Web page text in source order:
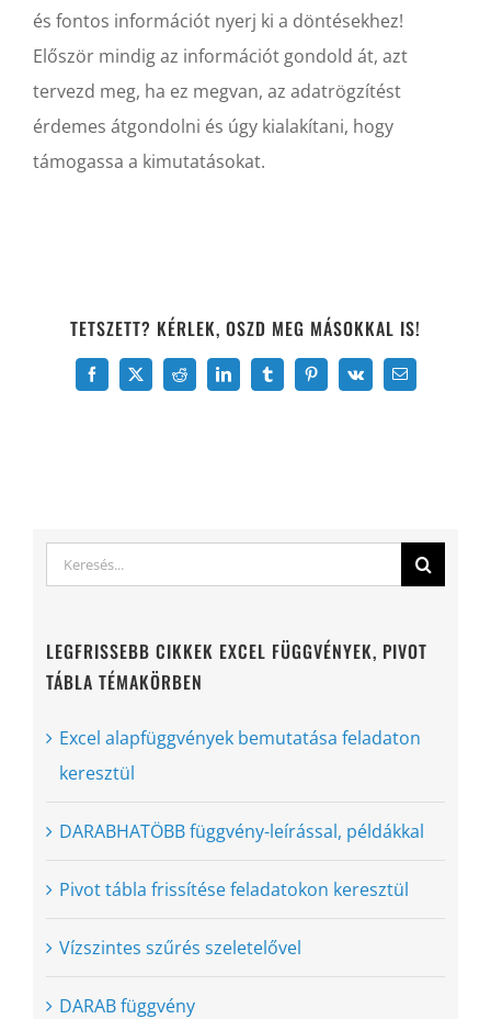
és fontos információt nyerj ki a döntésekhez!
Először mindig az információt gondold át, azt
tervezd meg, ha ez megvan, az adatrögzítést
érdemes átgondolni és úgy kialakítani, hogy
támogassa a kimutatásokat.
TETSZETT? KÉRLEK, OSZD MEG MÁSOKKAL IS!
Facebook
X Reddit LinkedInTumblrPinterest
Vk Email:
Keresés...
LEGFRISSEBB CIKKEK EXCEL FÜGGVÉNYEK, PIVOT
TÁBLA TÉMAKÖRBEN
Excel alapfüggvények bemutatása feladaton
keresztül
DARABHATÖBB függvény-leírással, példákkal
Pivot tábla frissítése feladatokon keresztül
Vízszintes szűrés szeletelővel
DARAB függvény